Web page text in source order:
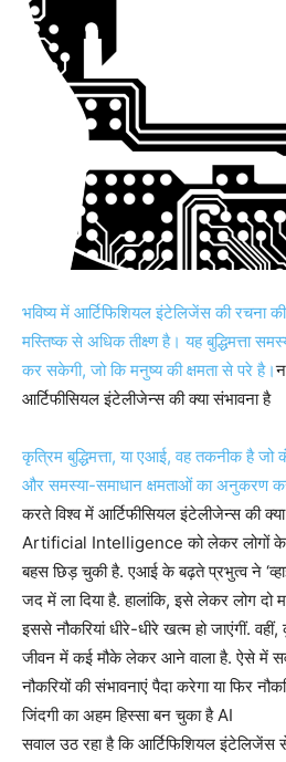
भविष्य में आर्टिफिशियल इंटेलिजेंस की रचना
मस्तिष्क से अधिक तीक्ष्ण है। यह बुद्धिमत्ता
कर सकेगी, जो कि मनुष्य की क्षमता से परे है।
आर्टिफीसियल इंटेलीजेन्स की क्या संभावना है
कृत्रिम बुद्धिमत्ता, या एआई, वह तकनीक है जो
और समस्या-समाधान क्षमताओं का अनुकरण
करते विश्व में आर्टिफीसियल इंटेलीजेन्स की
Artificial Intelligence को लेकर लोगों के
बहस छिड़ चुकी है. एआई के बढ़ते प्रभुत्व ने
जद में ला दिया है. हालांकि, इसे लेकर लोग दो
इससे नौकरियां धीरे-धीरे खत्म हो जाएंगीं.
जीवन में कई मौके लेकर आने वाला है. ऐसे में
नौकरियों की संभावनाएं पैदा करेगा या फिर
जिंदगी का अहम हिस्सा बन चुका है AI
सवाल उठ रहा है कि आर्टिफिशियल